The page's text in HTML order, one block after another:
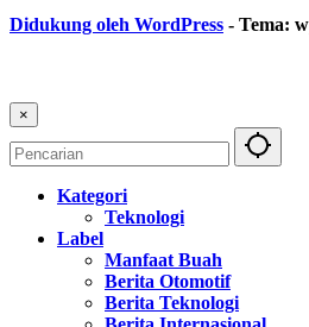
Didukung oleh WordPress - Tema:
×
Kategori
Teknologi
Label
Manfaat Buah
Berita Otomotif
Berita Teknologi